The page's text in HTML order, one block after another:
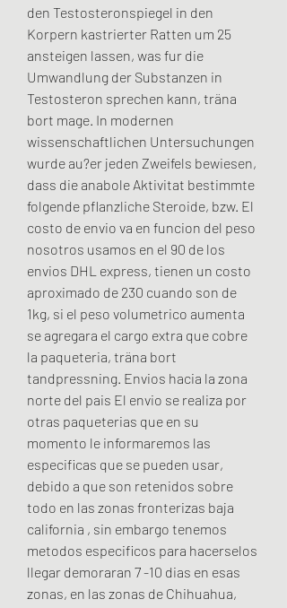
den Testosteronspiegel in den
Korpern kastrierter Ratten um 25
ansteigen lassen, was fur die
Umwandlung der Substanzen in
Testosteron sprechen kann, träna
bort mage. In modernen
wissenschaftlichen Untersuchungen
wurde au?er jeden Zweifels bewiesen,
dass die anabole Aktivitat bestimmte
folgende pflanzliche Steroide, bzw. El
costo de envio va en funcion del peso
nosotros usamos en el 90 de los
envios DHL express, tienen un costo
aproximado de 230 cuando son de
1kg, si el peso volumetrico aumenta
se agregara el cargo extra que cobre
la paqueteria, träna bort
tandpressning. Envios hacia la zona
norte del pais El envio se realiza por
otras paqueterias que en su
momento le informaremos las
especificas que se pueden usar,
debido a que son retenidos sobre
todo en las zonas fronterizas baja
california , sin embargo tenemos
metodos especificos para hacerselos
llegar demoraran 7 -10 dias en esas
zonas, en las zonas de Chihuahua,